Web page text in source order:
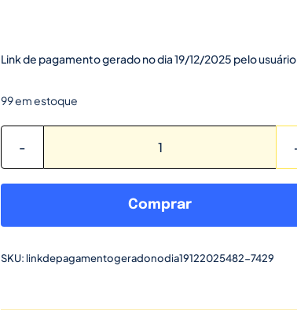
Link de pagamento gerado no dia 19/12/2025 pelo usuário
99 em estoque
Link
pagamento
dia
Comprar
SKU: linkdepagamentogeradonodia19122025482-7429